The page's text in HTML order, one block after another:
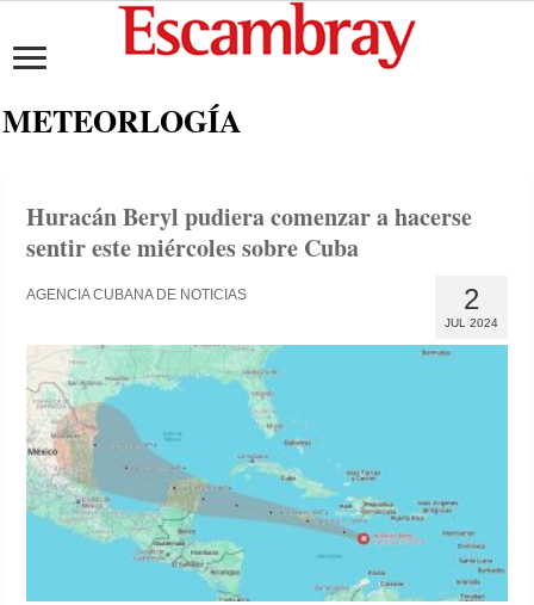
METEORLOGÍA
Huracán Beryl pudiera comenzar a hacerse
sentir este miércoles sobre Cuba
2
JUL 2024
AGENCIA CUBANA DE NOTICIAS